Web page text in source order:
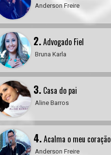
Anderson Freire
2.Advogado Fiel
Bruna Karla
3.Casa do pai
Aline Barros
4.Acalma o meu coração
Anderson Freire